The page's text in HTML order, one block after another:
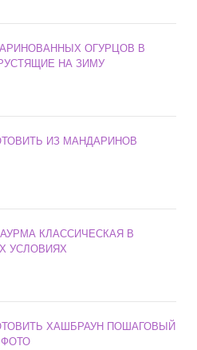
ОГУРЦОВ В
НА ЗИМУ
ИЗ МАНДАРИНОВ
КЛАССИЧЕСКАЯ В
УСЛОВИЯХ
ХАШБРАУН ПОШАГОВЫЙ